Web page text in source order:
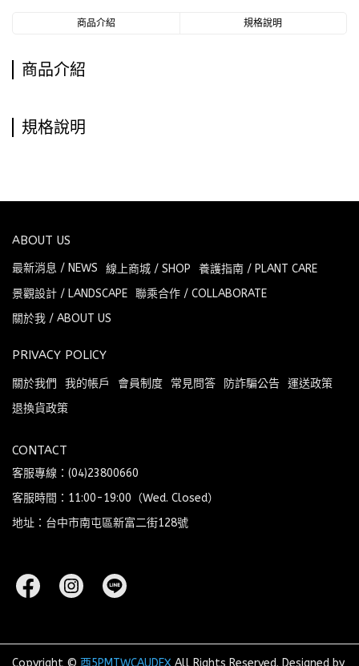
商品介紹 規格說明
商品介紹
規格說明
ABOUT US
最新消息 / NEWS 線上商城 / SHOP
養護指南 / PLANT CARE
景觀設計 / LANDSCAPE 聯乘合作 / COLLABORATE
關於我 / ABOUT US
PRIVACY POLICY
關於我們 我的帳戶 會員制度 常見問答 防詐騙公告 運送政策
退換貨政策
CONTACT
客服專線：(04)23800660
客服時間：11:00-19:00（Wed. Closed）
地址：台中市南屯區新富二街128號
Copyright © 酉5PMTWCAUDEX All Rights Reserved. Designed by